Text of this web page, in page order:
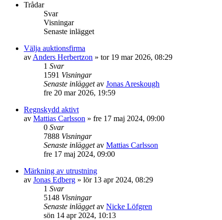
Trådar
Svar
Visningar
Senaste inlägget
Välja auktionsfirma
av Anders Herbertzon » tor 19 mar 2026, 08:29
1 Svar
1591 Visningar
Senaste inläggetav Jonas Areskough
fre 20 mar 2026, 19:59
Regnskydd aktivt
av Mattias Carlsson » fre 17 maj 2024, 09:00
0 Svar
7888 Visningar
Senaste inläggetav Mattias Carlsson
fre 17 maj 2024, 09:00
Märkning av utrustning
av Jonas Edberg » lör 13 apr 2024, 08:29
1 Svar
5148 Visningar
Senaste inläggetav Nicke Löfgren
sön 14 apr 2024, 10:13